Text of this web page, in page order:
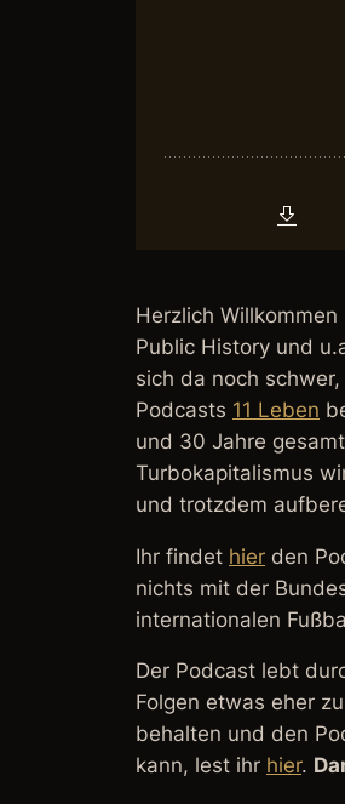
Herzlich
Public History und
sich da noch
Podcasts 11 Leben
und 30 Jahre
Turbokapitalismus
und trotzdem
Ihr findet hier den
nichts mit der
internationalen
Der Podcast lebt
Folgen etwas eher
behalten und den
kann, lest ihr hier.